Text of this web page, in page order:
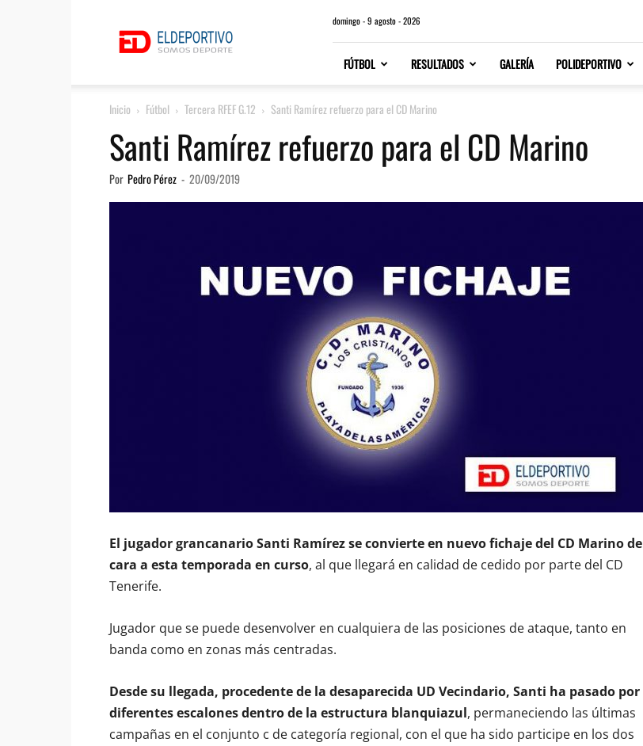
domingo - 9 agosto - 2026
FÚTBOL RESULTADOS GALERÍA POLIDEPORTIVO
Inicio Fútbol Tercera RFEF G.12 Santi Ramírez refuerzo para el CD Marino
Santi Ramírez refuerzo para el CD Marino
Por Pedro Pérez - 20/09/2019
El jugador grancanario Santi Ramírez se convierte en nuevo fichaje del CD Marino de
cara a esta temporada en curso, al que llegará en calidad de cedido por parte del CD
Tenerife.
Jugador que se puede desenvolver en cualquiera de las posiciones de ataque, tanto en
banda como en zonas más centradas.
Desde su llegada, procedente de la desaparecida UD Vecindario, Santi ha pasado por
diferentes escalones dentro de la estructura blanquiazul, permaneciendo las últimas
campañas en el conjunto c de categoría regional, con el que ha sido participe en los dos